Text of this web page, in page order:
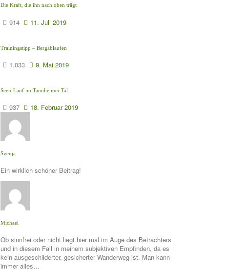
Die Kraft, die ihn nach oben trägt
914 11. Juli 2019
Trainingstipp – Bergablaufen
1.033 9. Mai 2019
Seen-Lauf im Tannheimer Tal
937 18. Februar 2019
Svenja
Ein wirklich schöner Beitrag!
Michael
Ob sinnfrei oder nicht liegt hier mal im Auge des Betrachters
und in diesem Fall in meinem subjektiven Empfinden, da es
kein ausgeschilderter, gesicherter Wanderweg ist. Man kann
immer alles…